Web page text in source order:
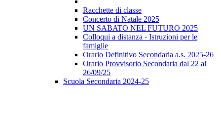
Racchette di classe
Concerto di Natale 2025
UN SABATO NEL FUTURO 2025
Colloqui a distanza - Istruzioni per le
famiglie
Orario Definitivo Secondaria a.s. 2025-26
Orario Provvisorio Secondaria dal 22 al
26/09/25
Scuola Secondaria 2024-25